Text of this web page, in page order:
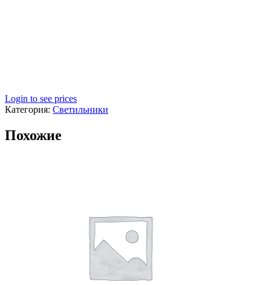
Login to see prices
Категория: Светильники
Похожие